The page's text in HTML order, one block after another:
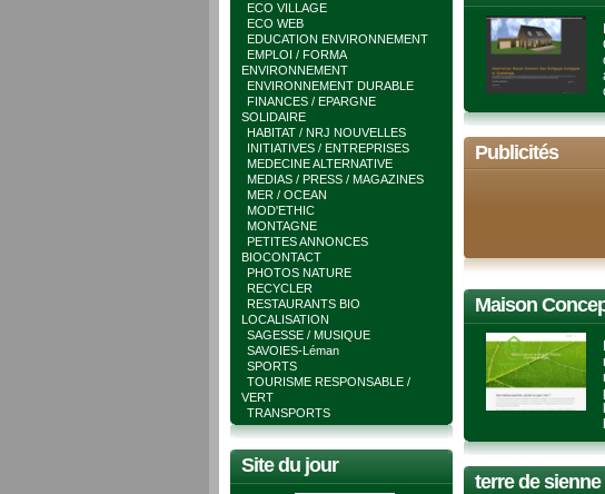
ECO VILLAGE
ECO WEB
EDUCATION ENVIRONNEMENT
EMPLOI / FORMA
ENVIRONNEMENT
ENVIRONNEMENT DURABLE
FINANCES / EPARGNE
SOLIDAIRE
HABITAT / NRJ NOUVELLES
INITIATIVES / ENTREPRISES
MEDECINE ALTERNATIVE
MEDIAS / PRESS / MAGAZINES
MER / OCEAN
MOD'ETHIC
MONTAGNE
PETITES ANNONCES
BIOCONTACT
PHOTOS NATURE
RECYCLER
RESTAURANTS BIO
LOCALISATION
SAGESSE / MUSIQUE
SAVOIES-Léman
SPORTS
TOURISME RESPONSABLE /
VERT
TRANSPORTS
Site du jour
Publicités
Maison
terre de sienne